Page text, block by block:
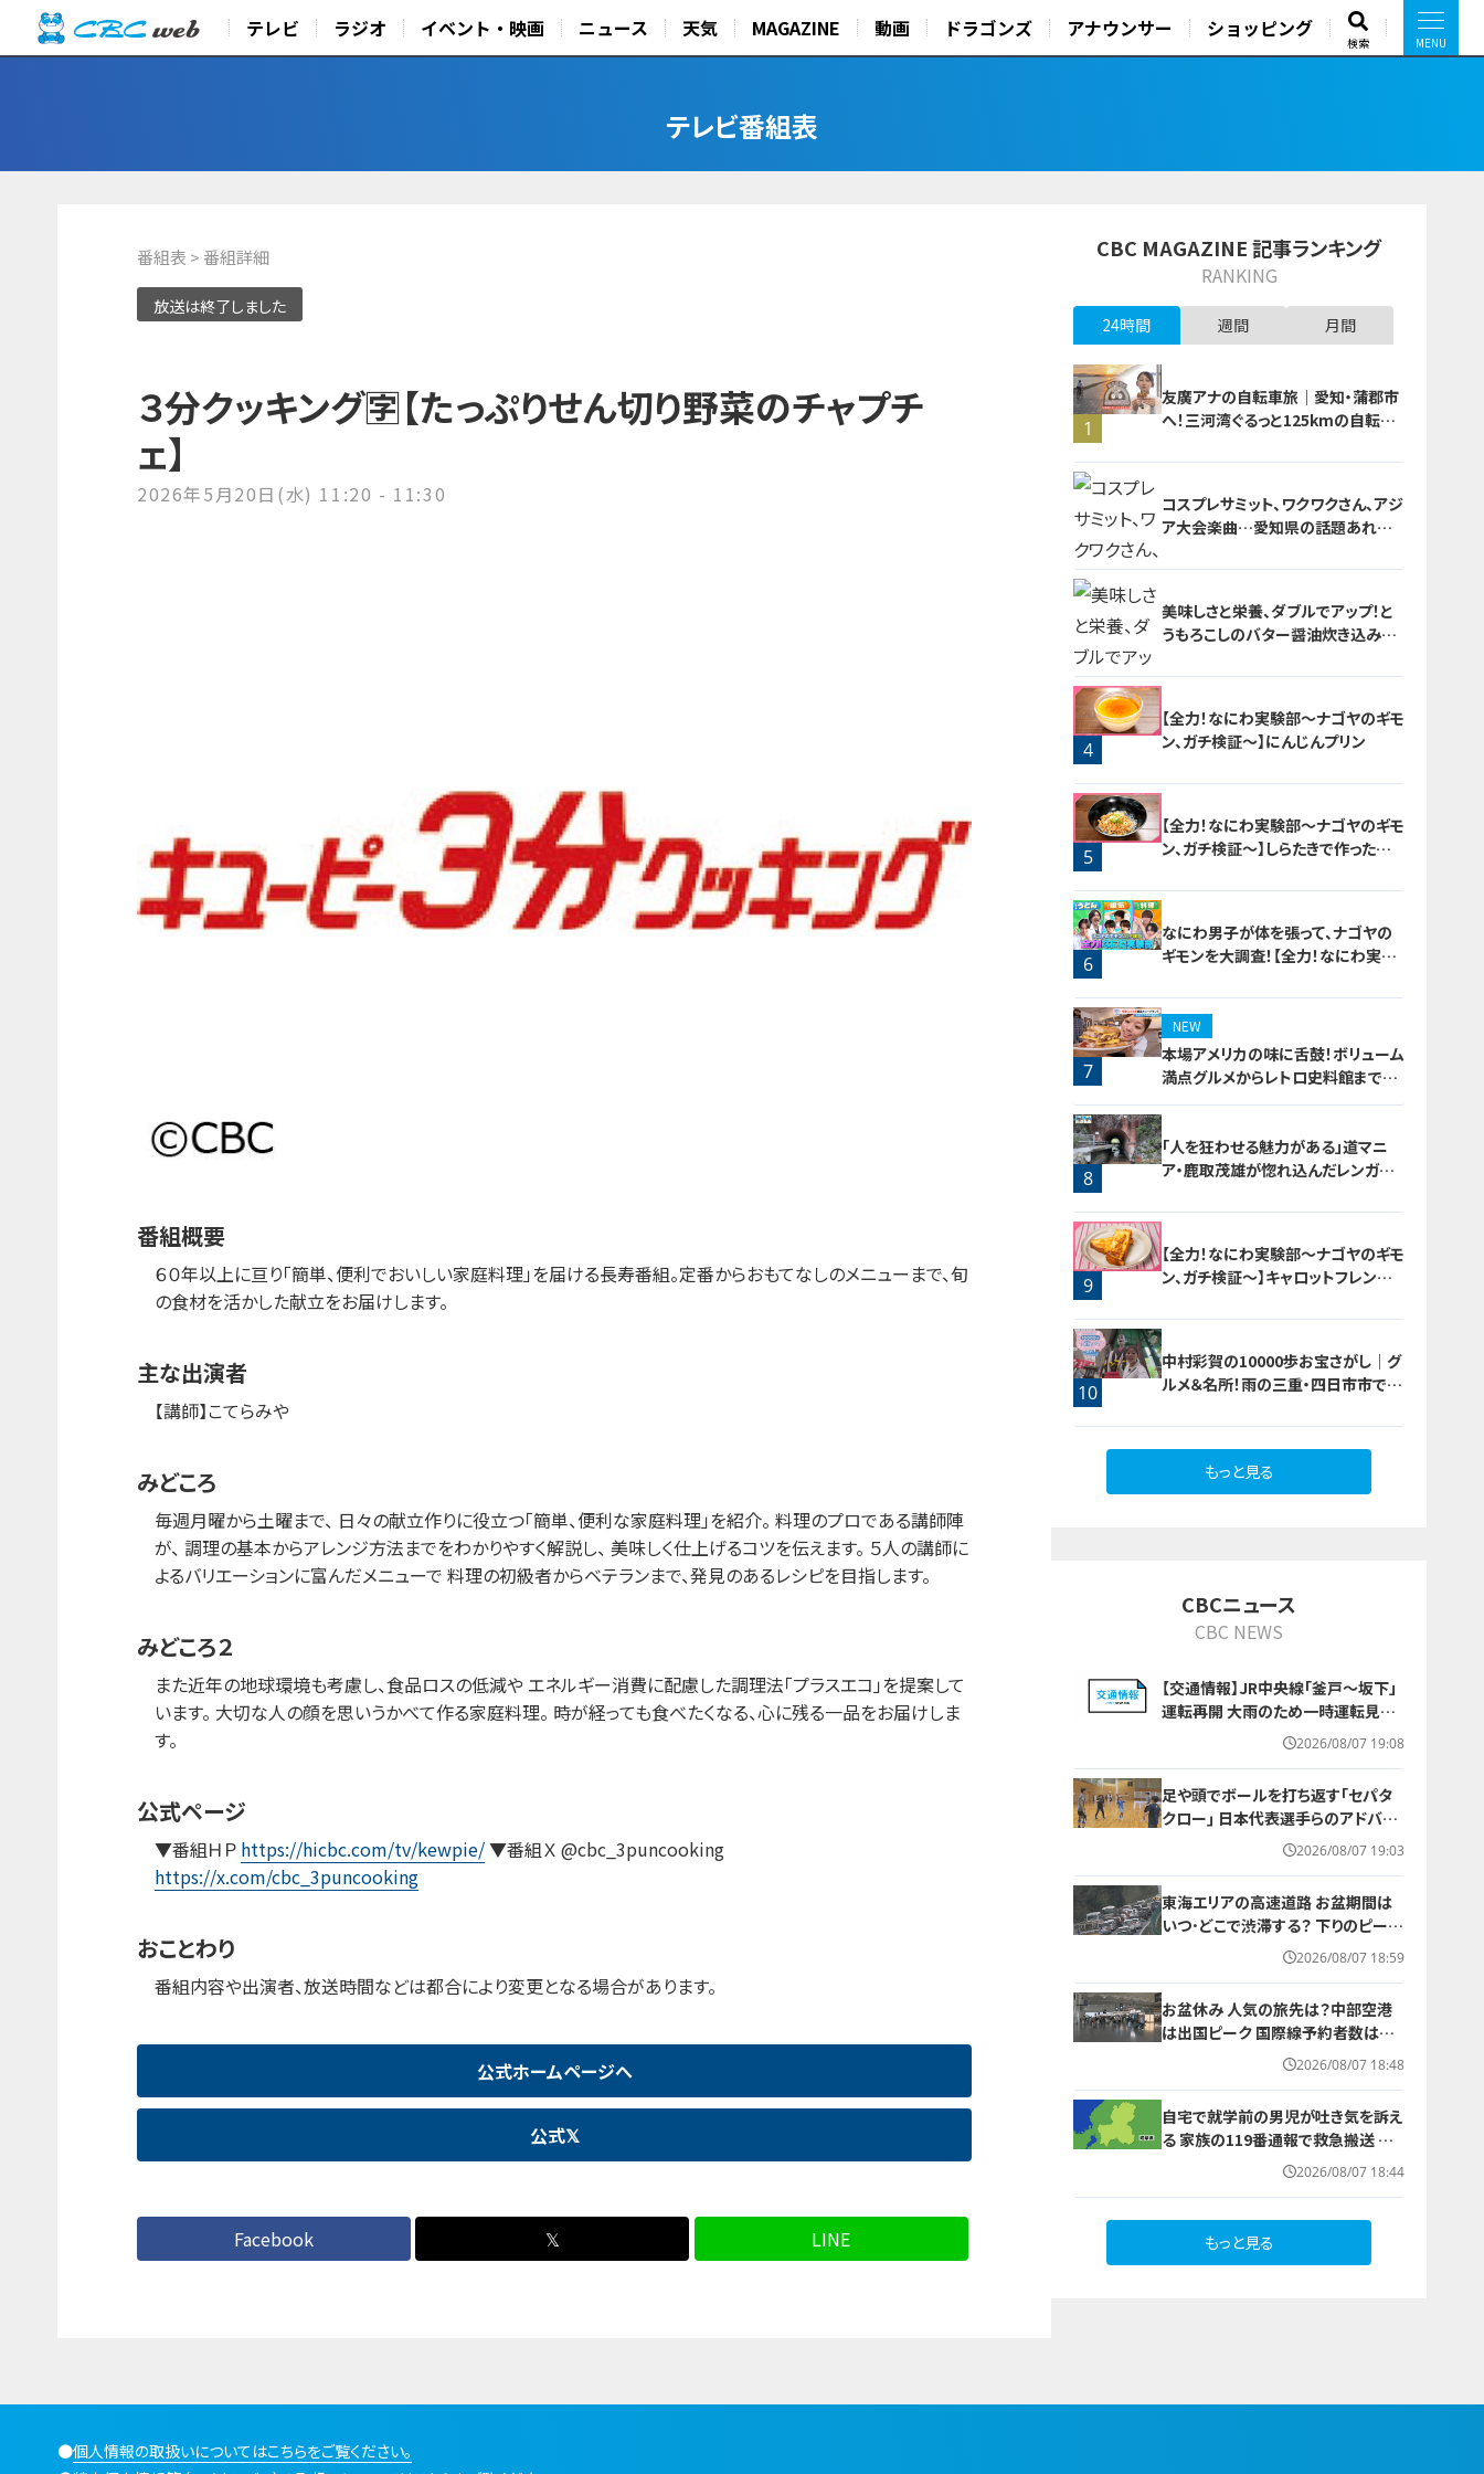
テレビ ラジオ イベント・映画 ニュース 天気 MAGAZINE 動画 ドラゴンズ アナウンサー ショッピング
検索
テレビ番組表
番組表 > 番組詳細
放送は終了しました
３分クッキング🈑【たっぷりせん切り野菜のチャプチ
ェ】
2026年5月20日(水) 11:20 - 11:30
番組概要
６０年以上に亘り「簡単、便利でおいしい家庭料理」を届ける長寿番組。定番からおもてなしのメニューまで、旬
の食材を活かした献立をお届けします。
主な出演者
【講師】こてらみや
みどころ
毎週月曜から土曜まで、 日々の献立作りに役立つ「簡単、便利な家庭料理」を紹介。 料理のプロである講師陣
が、 調理の基本からアレンジ方法までをわかりやすく解説し、 美味しく仕上げるコツを伝えます。 ５人の講師に
よるバリエーションに富んだメニューで 料理の初級者からベテランまで、発見のあるレシピを目指します。
みどころ２
また近年の地球環境も考慮し、食品ロスの低減や エネルギー消費に配慮した調理法「プラスエコ」を提案して
います。 大切な人の顔を思いうかべて作る家庭料理。 時が経っても食べたくなる、心に残る一品をお届けしま
す。
公式ページ
▼番組ＨＰ https://hicbc.com/tv/kewpie/▼番組Ｘ @cbc_3puncooking
https://x.com/cbc_3puncooking
おことわり
番組内容や出演者、放送時間などは都合により変更となる場合があります。
公式ホームページへ
公式𝕏
Facebook 𝕏 LINE
CBC MAGAZINE 記事ランキング
RANKING
24時間 週間 月間
1
友廣アナの自転車旅｜愛知・蒲郡市
へ！三河湾ぐるっと125kmの自転車
2
コスプレサミット、ワクワクさん、アジ
ア大会楽曲…愛知県の話題あれこ
3
美味しさと栄養、ダブルでアップ！と
うもろこしのバター醤油炊き込みご
4
【全力！なにわ実験部～ナゴヤのギモ
ン、ガチ検証～】にんじんプリン
5
【全力！なにわ実験部～ナゴヤのギモ
ン、ガチ検証～】しらたきで作った豚
6
なにわ男子が体を張って、ナゴヤの
ギモンを大調査！【全力！なにわ実験
7
NEW
本場アメリカの味に舌鼓！ボリューム
満点グルメからレトロ史料館まで！
愛知・東海市の感動スポット3選
8
「人を狂わせる魅力がある」道マニ
ア・鹿取茂雄が惚れ込んだレンガの
9
【全力！なにわ実験部～ナゴヤのギモ
ン、ガチ検証～】キャロットフレンチ
10
中村彩賀の10000歩お宝さがし｜グ
ルメ＆名所！雨の三重・四日市市でお
もっと見る
CBCニュース
CBC NEWS
【交通情報】JR中央線「釜戸～坂下」
運転再開 大雨のため一時運転見合
2026/08/07 19:08
足や頭でボールを打ち返す｢セパタ
クロー｣ 日本代表選手らのアドバイ
ス受けて子どもたちが挑戦 愛知･北
名古屋市【アジア大会 愛知･名古屋
2026/08/07 19:03
東海エリアの高速道路 お盆期間は
いつ･どこで渋滞する？ 下りのピーク
は8月8日 回避するにはどうしたら？
2026/08/07 18:59
お盆休み 人気の旅先は？中部空港
は出国ピーク 国際線予約者数は去
年の8割程度に 日中関係悪化などが
2026/08/07 18:48
自宅で就学前の男児が吐き気を訴え
る 家族の119番通報で救急搬送 熱
2026/08/07 18:44
もっと見る
●個人情報の取扱いについてはこちらをご覧ください。